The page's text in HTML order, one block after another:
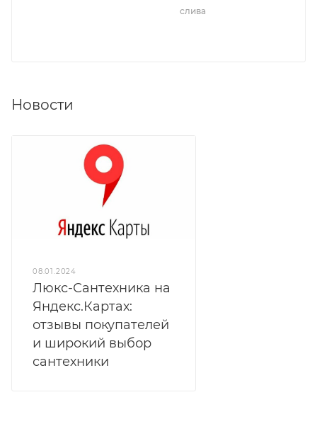
слива
Новости
08.01.2024
Люкс-Сантехника на
Яндекс.Картах:
отзывы покупателей
и широкий выбор
сантехники